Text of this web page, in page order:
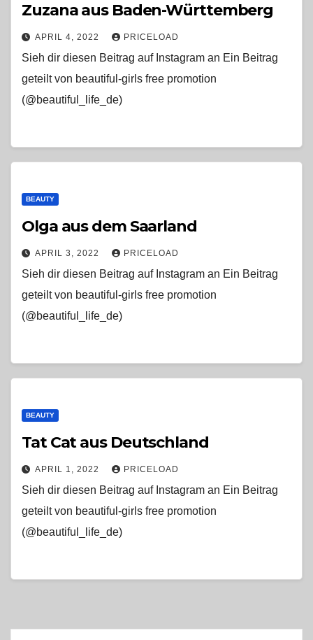
Zuzana aus Baden-Württemberg
APRIL 4, 2022 PRICELOAD
Sieh dir diesen Beitrag auf Instagram an Ein Beitrag
geteilt von beautiful-girls free promotion
(@beautiful_life_de)
BEAUTY
Olga aus dem Saarland
APRIL 3, 2022 PRICELOAD
Sieh dir diesen Beitrag auf Instagram an Ein Beitrag
geteilt von beautiful-girls free promotion
(@beautiful_life_de)
BEAUTY
Tat Cat aus Deutschland
APRIL 1, 2022 PRICELOAD
Sieh dir diesen Beitrag auf Instagram an Ein Beitrag
geteilt von beautiful-girls free promotion
(@beautiful_life_de)